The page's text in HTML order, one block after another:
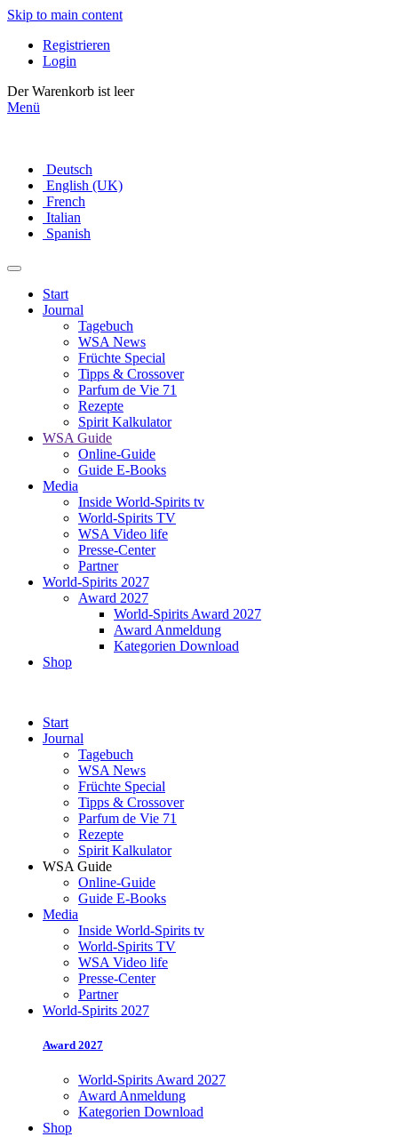
Skip to main content
Registrieren
Login
Der Warenkorb ist leer
Menü
Deutsch
English (UK)
French
Italian
Spanish
Start
Journal
Tagebuch
WSA News
Früchte Special
Tipps & Crossover
Parfum de Vie 71
Rezepte
Spirit Kalkulator
WSA Guide
Online-Guide
Guide E-Books
Media
Inside World-Spirits tv
World-Spirits TV
WSA Video life
Presse-Center
Partner
World-Spirits 2027
Award 2027
World-Spirits Award 2027
Award Anmeldung
Kategorien Download
Shop
Start
Journal
Tagebuch
WSA News
Früchte Special
Tipps & Crossover
Parfum de Vie 71
Rezepte
Spirit Kalkulator
WSA Guide
Online-Guide
Guide E-Books
Media
Inside World-Spirits tv
World-Spirits TV
WSA Video life
Presse-Center
Partner
World-Spirits 2027
Award 2027
World-Spirits Award 2027
Award Anmeldung
Kategorien Download
Shop